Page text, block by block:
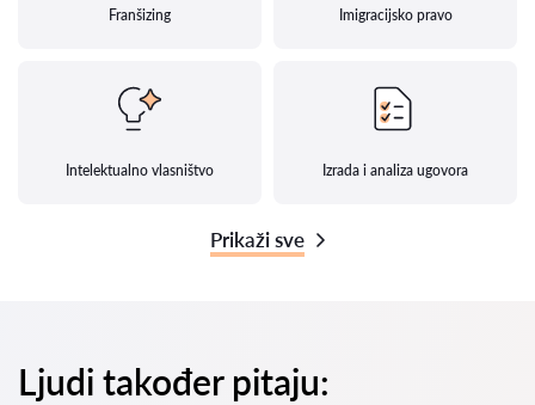
Franšizing Imigracijsko pravo
Intelektualno vlasništvo Izrada i analiza ugovora
Prikaži sve
Ljudi također pitaju: